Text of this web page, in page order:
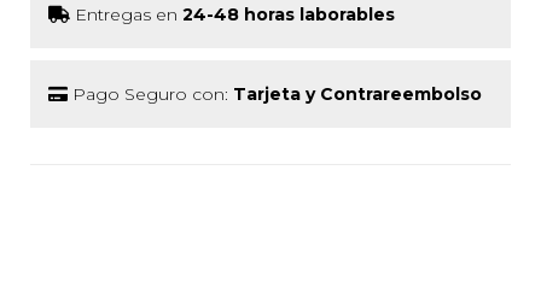
Entregas en 24-48 horas laborables
Pago Seguro con: Tarjeta y Contrareembolso